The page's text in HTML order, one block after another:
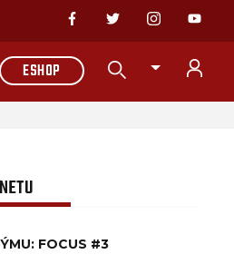
ESHOP
FOCUS #3